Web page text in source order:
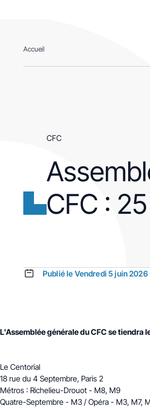
Accueil
CFC :
CFC
Publié le Vendredi 5 juin 2026
L'Assemblée générale du CFC se tiendra
Le Centorial
18 rue du 4 Septembre, Paris 2
Métros : Richelieu-Drouot - M8, M9
Quatre-Septembre - M3 / Opéra - M3, M7,